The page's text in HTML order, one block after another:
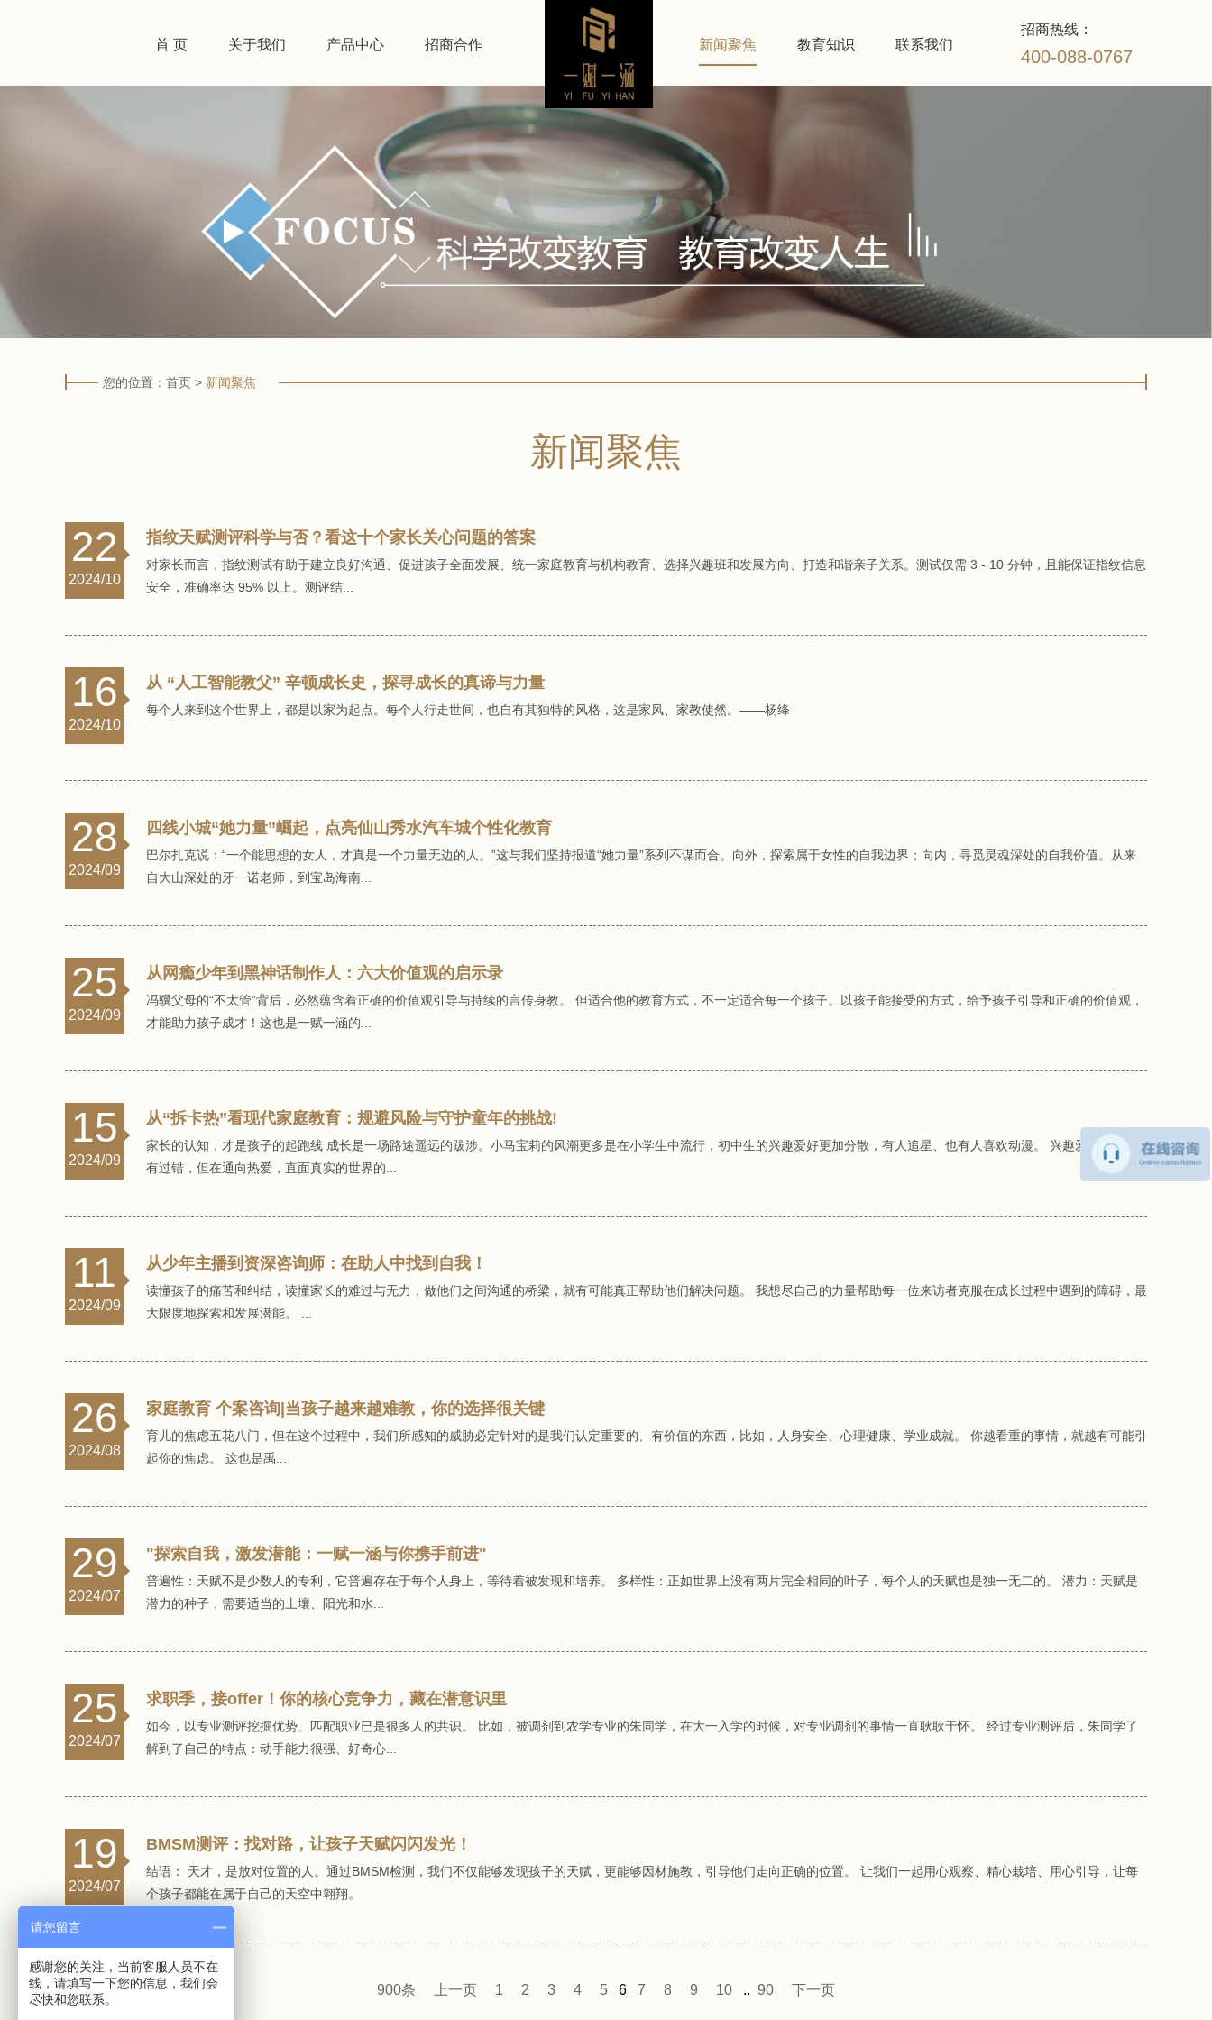
首 页 关于我们 产品中心 招商合作 新闻聚焦 教育知识 联系我们
招商热线：
400-088-0767
您的位置： 首页 > 新闻聚焦
新闻聚焦
22
2024/10
指纹天赋测评科学与否？看这十个家长关心问题的答案
对家长而言，指纹测试有助于建立良好沟通、促进孩子全面发展、统一家庭教育与机构教育、选择兴趣班和发展方向、打造和谐亲子关系。测试仅需 3 - 10 分钟，且能保证指纹信息
安全，准确率达 95% 以上。测评结...
16
2024/10
从 “人工智能教父” 辛顿成长史，探寻成长的真谛与力量
每个人来到这个世界上，都是以家为起点。每个人行走世间，也自有其独特的风格，这是家风、家教使然。——杨绛
28
2024/09
四线小城“她力量”崛起，点亮仙山秀水汽车城个性化教育
巴尔扎克说：“一个能思想的女人，才真是一个力量无边的人。”这与我们坚持报道“她力量”系列不谋而合。向外，探索属于女性的自我边界；向内，寻觅灵魂深处的自我价值。从来
自大山深处的牙一诺老师，到宝岛海南...
25
2024/09
从网瘾少年到黑神话制作人：六大价值观的启示录
冯骥父母的“不太管”背后，必然蕴含着正确的价值观引导与持续的言传身教。 但适合他的教育方式，不一定适合每一个孩子。以孩子能接受的方式，给予孩子引导和正确的价值观，
才能助力孩子成才！这也是一赋一涵的...
15
2024/09
从“拆卡热”看现代家庭教育：规避风险与守护童年的挑战!
家长的认知，才是孩子的起跑线 成长是一场路途遥远的跋涉。小马宝莉的风潮更多是在小学生中流行，初中生的兴趣爱好更加分散，有人追星、也有人喜欢动漫。 兴趣爱好本身没
有过错，但在通向热爱，直面真实的世界的...
11
2024/09
从少年主播到资深咨询师：在助人中找到自我！
读懂孩子的痛苦和纠结，读懂家长的难过与无力，做他们之间沟通的桥梁，就有可能真正帮助他们解决问题。 我想尽自己的力量帮助每一位来访者克服在成长过程中遇到的障碍，最
大限度地探索和发展潜能。 ...
26
2024/08
家庭教育 个案咨询|当孩子越来越难教，你的选择很关键
育儿的焦虑五花八门，但在这个过程中，我们所感知的威胁必定针对的是我们认定重要的、有价值的东西，比如，人身安全、心理健康、学业成就。 你越看重的事情，就越有可能引
起你的焦虑。 这也是禹...
29
2024/07
"探索自我，激发潜能：一赋一涵与你携手前进"
普遍性：天赋不是少数人的专利，它普遍存在于每个人身上，等待着被发现和培养。 多样性：正如世界上没有两片完全相同的叶子，每个人的天赋也是独一无二的。 潜力：天赋是
潜力的种子，需要适当的土壤、阳光和水...
25
2024/07
求职季，接offer！你的核心竞争力，藏在潜意识里
如今，以专业测评挖掘优势、匹配职业已是很多人的共识。 比如，被调剂到农学专业的朱同学，在大一入学的时候，对专业调剂的事情一直耿耿于怀。 经过专业测评后，朱同学了
解到了自己的特点：动手能力很强、好奇心...
19
2024/07
BMSM测评：找对路，让孩子天赋闪闪发光！
结语： 天才，是放对位置的人。通过BMSM检测，我们不仅能够发现孩子的天赋，更能够因材施教，引导他们走向正确的位置。 让我们一起用心观察、精心栽培、用心引导，让每
个孩子都能在属于自己的天空中翱翔。
900条 上一页 1 2 3 4 5 6 7 8 9 10 .. 90 下一页
请您留言
感谢您的关注，当前客服人员不在
线，请填写一下您的信息，我们会
尽快和您联系。